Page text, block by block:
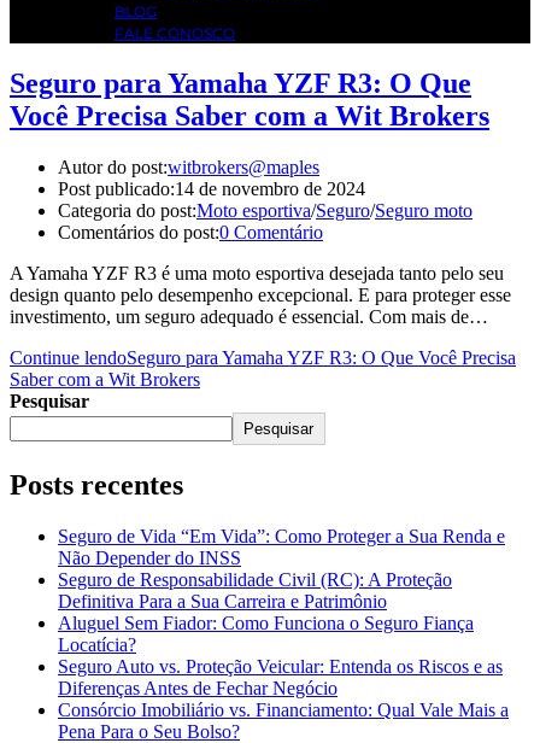
BLOG
FALE CONOSCO
Seguro para Yamaha YZF R3: O Que
Você Precisa Saber com a Wit Brokers
Autor do post:witbrokers@maples
Post publicado:14 de novembro de 2024
Categoria do post:Moto esportiva/Seguro/Seguro moto
Comentários do post:0 Comentário
A Yamaha YZF R3 é uma moto esportiva desejada tanto pelo seu
design quanto pelo desempenho excepcional. E para proteger esse
investimento, um seguro adequado é essencial. Com mais de…
Continue lendoSeguro para Yamaha YZF R3: O Que Você Precisa
Saber com a Wit Brokers
Pesquisar
Pesquisar
Posts recentes
Seguro de Vida “Em Vida”: Como Proteger a Sua Renda e
Não Depender do INSS
Seguro de Responsabilidade Civil (RC): A Proteção
Definitiva Para a Sua Carreira e Patrimônio
Aluguel Sem Fiador: Como Funciona o Seguro Fiança
Locatícia?
Seguro Auto vs. Proteção Veicular: Entenda os Riscos e as
Diferenças Antes de Fechar Negócio
Consórcio Imobiliário vs. Financiamento: Qual Vale Mais a
Pena Para o Seu Bolso?